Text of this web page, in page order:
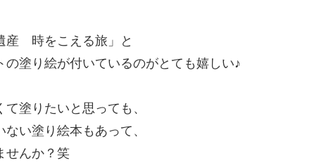
産 時をこえる旅」と
の塗り絵が付いているのがとても嬉しい♪
塗りたいと思っても、
い塗り絵本もあって、
せんか？笑